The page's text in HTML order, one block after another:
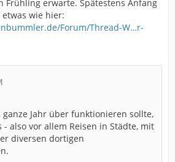
Frühling erwarte. Spätestens Anfang
wie hier:
Forum/Thread-W…r-
ganze Jahr über funktionieren sollte,
also vor allem Reisen in Städte, mit
diversen dortigen